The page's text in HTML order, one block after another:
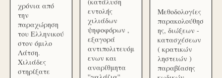
χρόνια από
την
παραχώρηση
του Ελληνικού
στον όμιλο
Λάτση.
Χιλιάδες
στηρίξατε
εντολής
χιλιάδων
ψηφοφόρων ,
εξαγορά
αντιπολιτευόμ
ενων και
αναρίθμητα
Μεθοδολογίες
παρακολούθησ
ης, διώξεων -
κατασχέσεων
( κρατικών
ληστειών )
παραβίασης